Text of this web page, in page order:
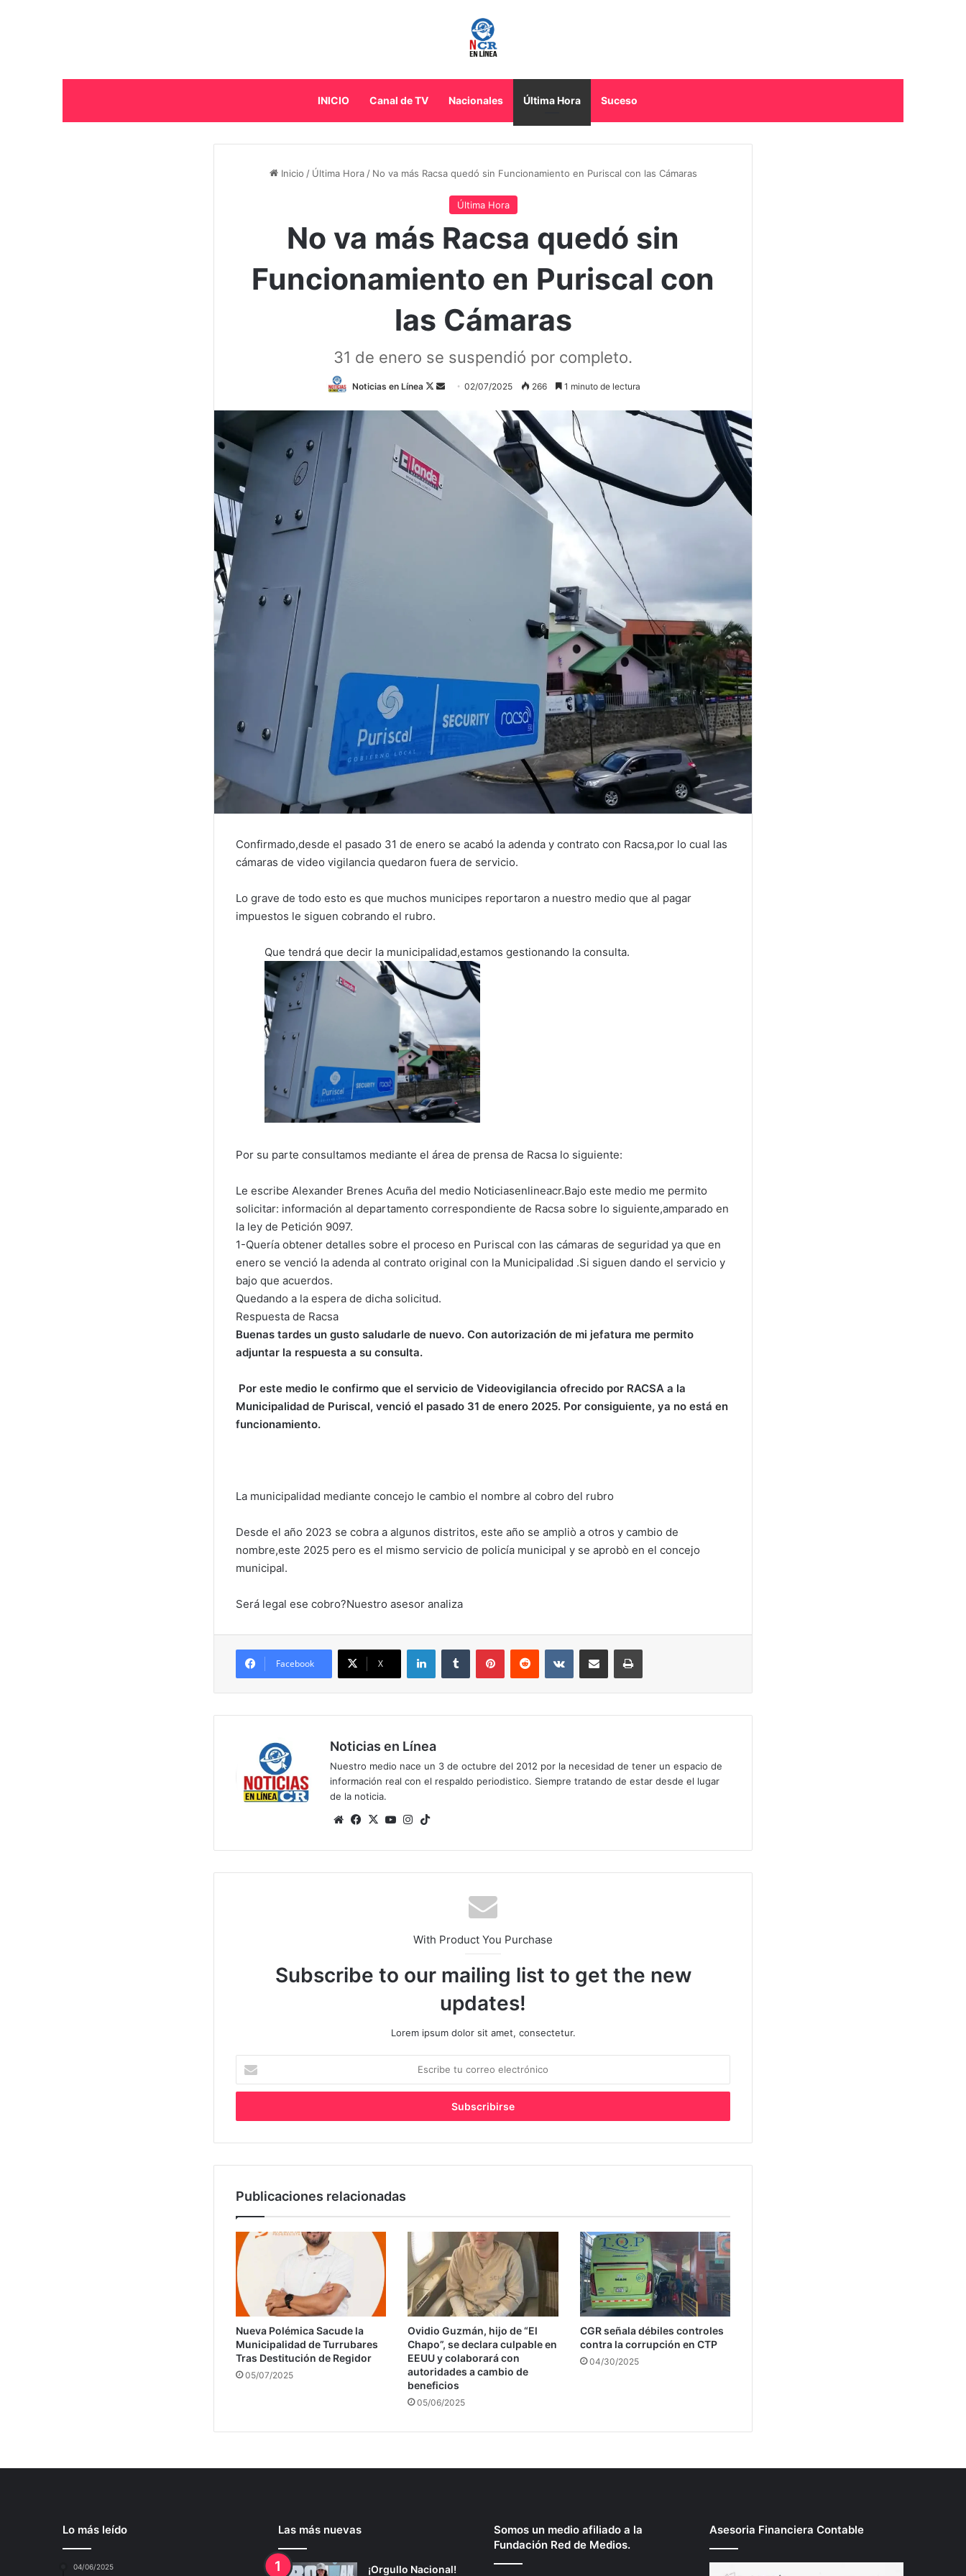
INICIO Canal de TV Nacionales Última Hora Suceso
Inicio / Última Hora / No va más Racsa quedó sin Funcionamiento en Puriscal con las Cámaras
Última Hora
No va más Racsa quedó sin
Funcionamiento en Puriscal con
las Cámaras
31 de enero se suspendió por completo.
Noticias en Línea
Follow
Send
email
02/07/2025 266 1 minuto de lectura
Confirmado,desde el pasado 31 de enero se acabó la adenda y contrato con Racsa,por lo cual las
cámaras de video vigilancia quedaron fuera de servicio.
Lo grave de todo esto es que muchos municipes reportaron a nuestro medio que al pagar
impuestos le siguen cobrando el rubro.
Que tendrá que decir la municipalidad,estamos gestionando la consulta.
Por su parte consultamos mediante el área de prensa de Racsa lo siguiente:
Le escribe Alexander Brenes Acuña del medio Noticiasenlineacr.Bajo este medio me permito
solicitar: información al departamento correspondiente de Racsa sobre lo siguiente,amparado en
la ley de Petición 9097.
1-Quería obtener detalles sobre el proceso en Puriscal con las cámaras de seguridad ya que en
enero se venció la adenda al contrato original con la Municipalidad .Si siguen dando el servicio y
bajo que acuerdos.
Quedando a la espera de dicha solicitud.
Respuesta de Racsa
Buenas tardes un gusto saludarle de nuevo. Con autorización de mi jefatura me permito
adjuntar la respuesta a su consulta.
Por este medio le confirmo que el servicio de Videovigilancia ofrecido por RACSA a la
Municipalidad de Puriscal, venció el pasado 31 de enero 2025. Por consiguiente, ya no está en
funcionamiento.
La municipalidad mediante concejo le cambio el nombre al cobro del rubro
Desde el año 2023 se cobra a algunos distritos, este año se ampliò a otros y cambio de
nombre,este 2025 pero es el mismo servicio de policía municipal y se aprobò en el concejo
municipal.
Será legal ese cobro?Nuestro asesor analiza
Facebook X
LinkedInTumblr PinterestReddit VKontakteCompartir por correo electrónicoImprimir
Noticias en Línea
Nuestro medio nace un 3 de octubre del 2012 por la necesidad de tener un espacio de
información real con el respaldo periodistico. Siempre tratando de estar desde el lugar
de la noticia.
SitioFacebook
X YouTubeInstagram
With Product You Purchase
Subscribe to our mailing list to get the new
updates!
Lorem ipsum dolor sit amet, consectetur.
correo
Publicaciones relacionadas
Nueva Polémica Sacude la
Municipalidad de Turrubares
Tras Destitución de Regidor
05/07/2025
Ovidio Guzmán, hijo de “El
Chapo”, se declara culpable en
EEUU y colaborará con
autoridades a cambio de
beneficios
05/06/2025
CGR señala débiles controles
contra la corrupción en CTP
04/30/2025
Lo más leído
04/06/2025
Las más nuevas
¡Orgullo Nacional!
Somos un medio afiliado a la
Fundación Red de Medios.
Asesoria Financiera Contable